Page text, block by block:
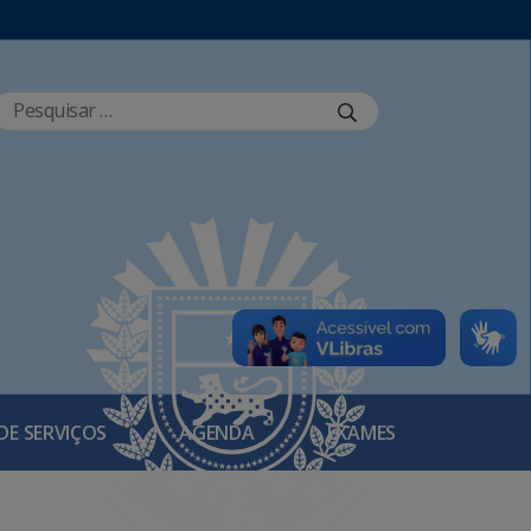
SERVIÇOS AGENDA EXAMES